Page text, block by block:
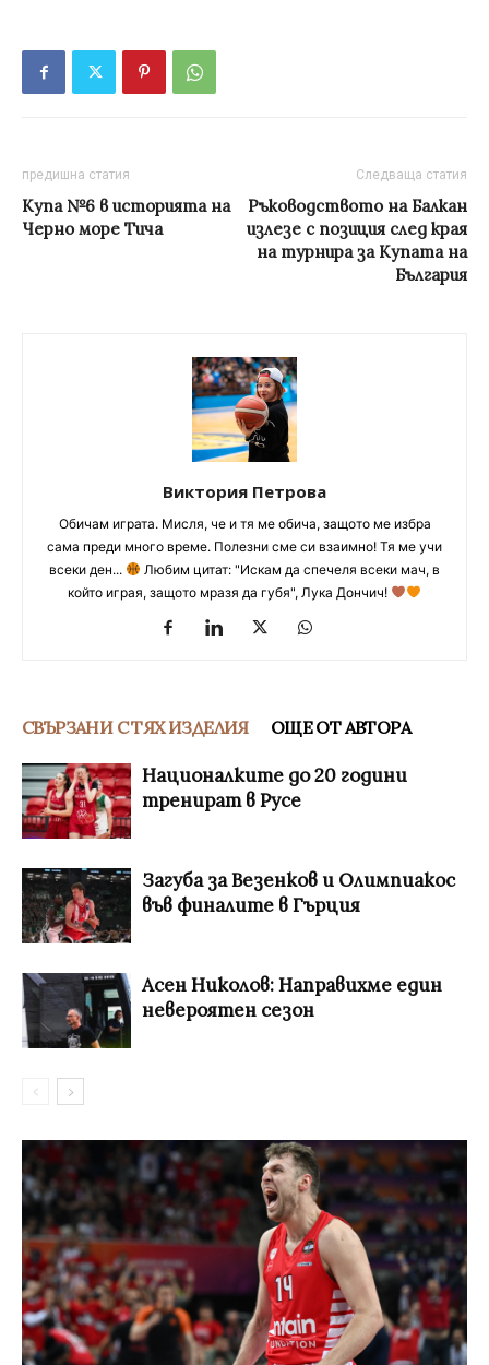
предишна статия
Купа №6 в историята на
Черно море Тича
Следваща статия
Ръководството на Балкан
излезе с позиция след края
на турнира за Купата на
България
Виктория Петрова
Обичам играта. Мисля, че и тя ме обича, защото ме избра
сама преди много време. Полезни сме си взаимно! Тя ме учи
всеки ден...
Любим цитат: "Искам да спечеля всеки мач, в
който играя, защото мразя да губя", Лука Дончич!
СВЪРЗАНИ С ТЯХ ИЗДЕЛИЯ ОЩЕ ОТ АВТОРА
Националките до 20 години
тренират в Русе
Загуба за Везенков и Олимпиакос
във финалите в Гърция
Асен Николов: Направихме един
невероятен сезон